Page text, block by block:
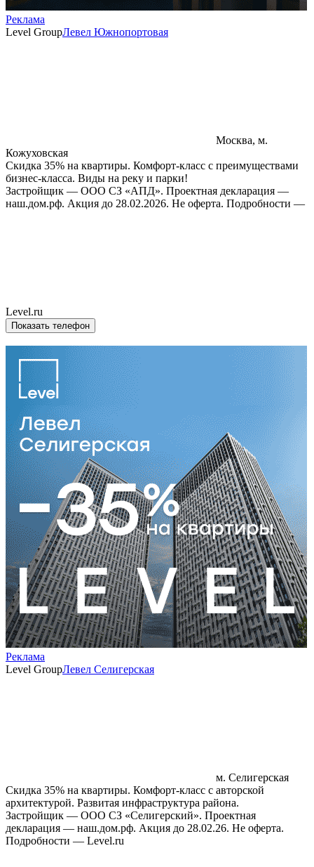
Реклама
Level GroupЛевел Южнопортовая
Москва, м.
Кожуховская
Скидка 35% на квартиры. Комфорт-класс с преимуществами
бизнес-класса. Виды на реку и парки!
Застройщик — ООО СЗ «АПД». Проектная декларация —
наш.дом.рф. Акция до 28.02.2026. Не оферта. Подробности —
Level.ru
Показать телефон
Реклама
Level GroupЛевел Селигерская
м. Селигерская
Скидка 35% на квартиры. Комфорт‑класс с авторской
архитектурой. Развитая инфраструктура района.
Застройщик — ООО СЗ «Селигерский». Проектная
декларация — наш.дом.рф. Акция до 28.02.26. Не оферта.
Подробности — Level.ru